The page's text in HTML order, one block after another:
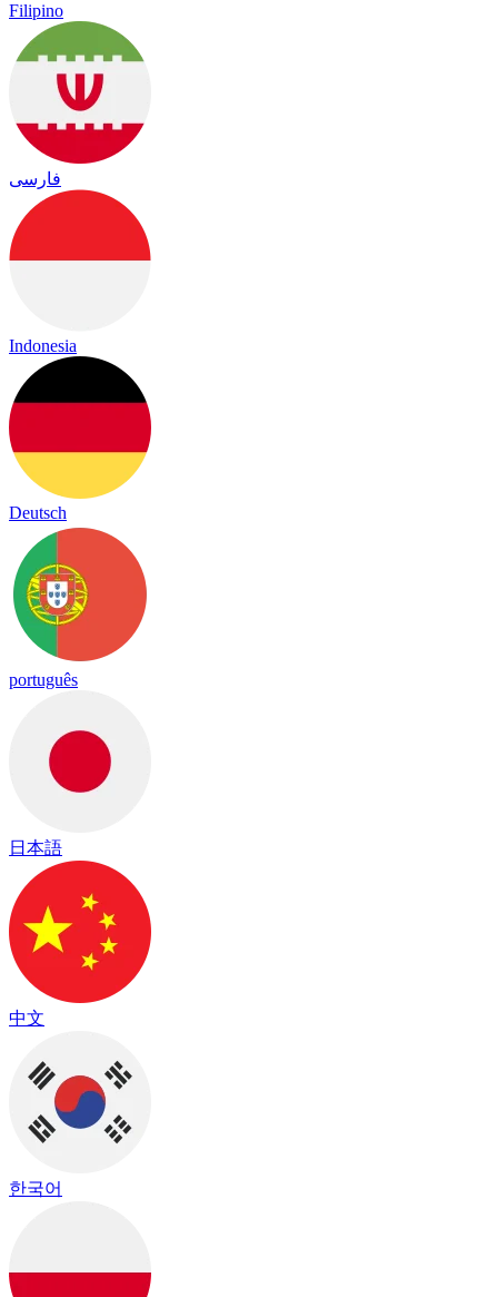
Filipino
فارسی
Indonesia
Deutsch
português
日本語
中文
한국어